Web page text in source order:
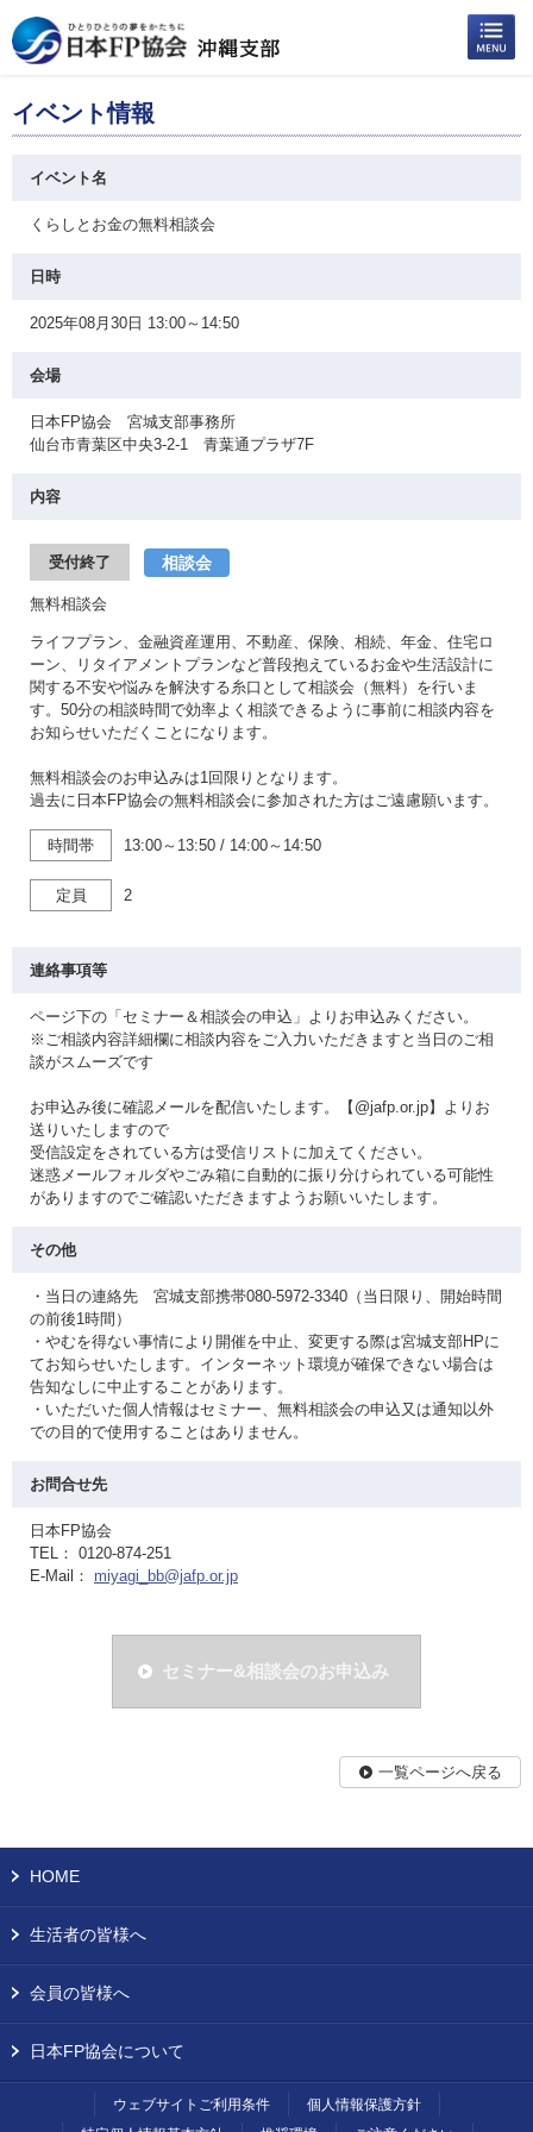
イベント情報
イベント名
くらしとお金の無料相談会
日時
2025年08月30日 13:00～14:50
会場
日本FP協会 宮城支部事務所
仙台市青葉区中央3-2-1 青葉通プラザ7F
内容
受付終了 相談会
無料相談会
ライフプラン、金融資産運用、不動産、保険、相続、年金、住宅ロ
ーン、リタイアメントプランなど普段抱えているお金や生活設計に
関する不安や悩みを解決する糸口として相談会（無料）を行いま
す。50分の相談時間で効率よく相談できるように事前に相談内容を
お知らせいただくことになります。
無料相談会のお申込みは1回限りとなります。
過去に日本FP協会の無料相談会に参加された方はご遠慮願います。
時間帯 13:00～13:50 / 14:00～14:50
定員 2
連絡事項等
ページ下の「セミナー＆相談会の申込」よりお申込みください。
※ご相談内容詳細欄に相談内容をご入力いただきますと当日のご相
談がスムーズです
お申込み後に確認メールを配信いたします。【@jafp.or.jp】よりお
送りいたしますので
受信設定をされている方は受信リストに加えてください。
迷惑メールフォルダやごみ箱に自動的に振り分けられている可能性
がありますのでご確認いただきますようお願いいたします。
その他
・当日の連絡先 宮城支部携帯080-5972-3340（当日限り、開始時間
の前後1時間）
・やむを得ない事情により開催を中止、変更する際は宮城支部HPに
てお知らせいたします。インターネット環境が確保できない場合は
告知なしに中止することがあります。
・いただいた個人情報はセミナー、無料相談会の申込又は通知以外
での目的で使用することはありません。
お問合せ先
日本FP協会
TEL： 0120-874-251
E-Mail： miyagi_bb@jafp.or.jp
セミナー&相談会のお申込み
一覧ページへ戻る
HOME
生活者の皆様へ
会員の皆様へ
日本FP協会について
ウェブサイトご利用条件
個人情報保護方針